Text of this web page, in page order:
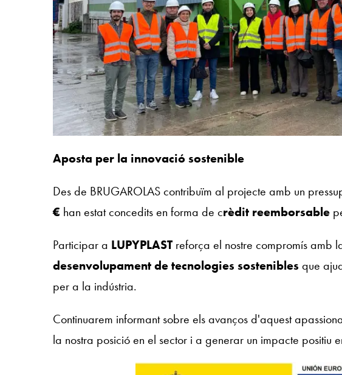
Aposta per la innovació sostenible
Des de BRUGAROLAS contribuïm al projecte amb un
€ han estat concedits en forma de crèdit reemborsable
Participar a LUPYPLASTreforça el nostre compromís amb
desenvolupament de tecnologies sostenibles que
per a la indústria.
Continuarem informant sobre els avanços d'aquest
la nostra posició en el sector i a generar un impacte positiu